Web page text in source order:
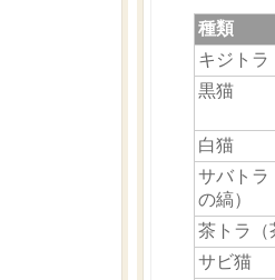
種類
キジトラ
黒猫
白猫
サバトラ
の縞）
茶トラ（
サビ猫